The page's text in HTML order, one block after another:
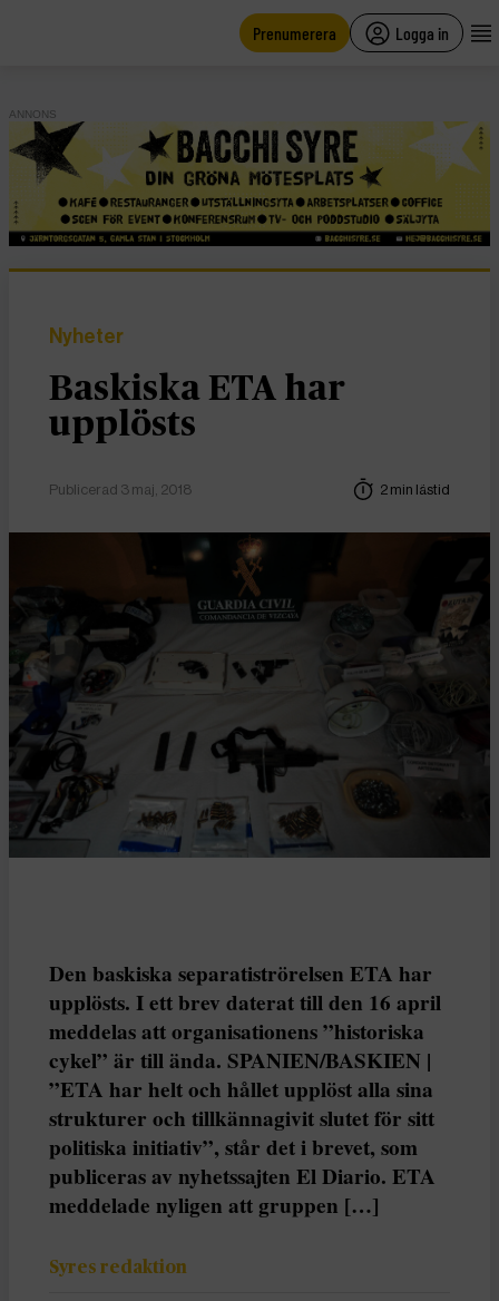
Prenumerera Logga in
ANNONS
Nyheter
Baskiska ETA har
upplösts
Publicerad 3 maj, 2018 2 min lästid
Den baskiska separatiströrelsen ETA har
upplösts. I ett brev daterat till den 16 april
meddelas att organisationens ”historiska
cykel” är till ända. SPANIEN/BASKIEN |
”ETA har helt och hållet upplöst alla sina
strukturer och tillkännagivit slutet för sitt
politiska initiativ”, står det i brevet, som
publiceras av nyhetssajten El Diario. ETA
meddelade nyligen att gruppen […]
Syres redaktion